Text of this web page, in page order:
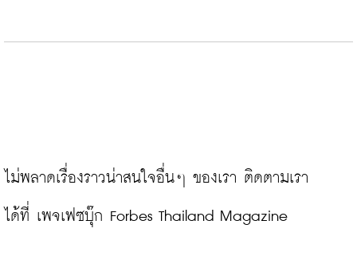
ไม่พลาดเรื่องราวน่าสนใจอื่นๆ ของเรา ติดตามเรา
ได้ที่ เพจเฟซบุ๊ก Forbes Thailand Magazine